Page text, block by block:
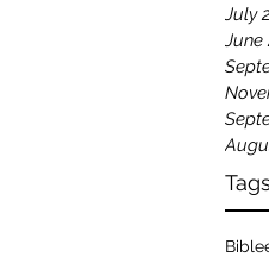
July
June
Tags
Bible